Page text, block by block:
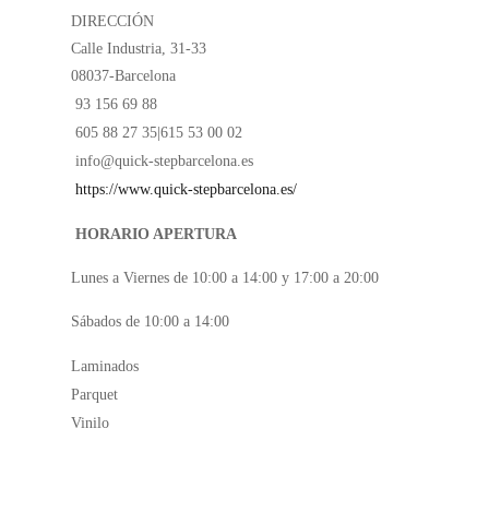
DIRECCIÓN
Calle Industria, 31-33
08037-Barcelona
93 156 69 88
605 88 27 35|615 53 00 02
info@quick-stepbarcelona.es
https://www.quick-stepbarcelona.es/
HORARIO APERTURA
Lunes a Viernes de 10:00 a 14:00 y 17:00 a 20:00
Sábados de 10:00 a 14:00
Laminados
Parquet
Vinilo